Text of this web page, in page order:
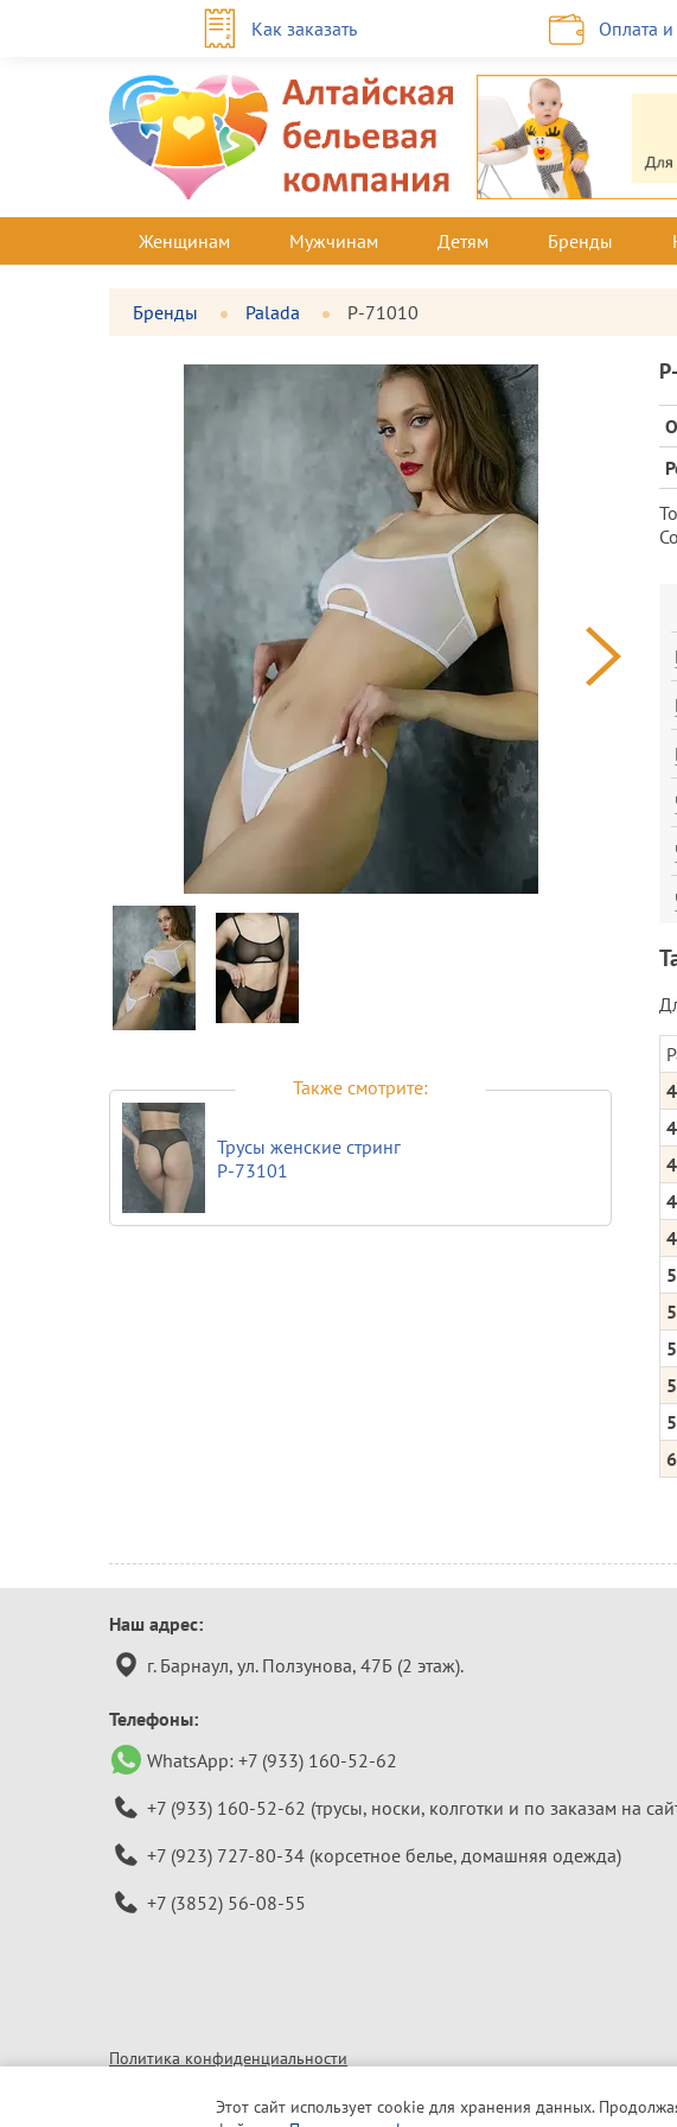
Как заказать Оплата
Женщинам Мужчинам Детям Бренды
Бренды Palada P-71010
Фотографии
товара
Большая
Также смотрите:
Трусы женские стринг
P-73101
и
Контактная
информация
Наш адрес:
г. Барнаул, ул. Ползунова, 47Б (2 этаж).
Телефоны:
WhatsApp: +7 (933) 160-52-62
+7 (933) 160-52-62 (трусы, носки, колготки и по заказам на
+7 (923) 727-80-34 (корсетное белье, домашняя одежда)
+7 (3852) 56-08-55
Политика конфиденциальности
Этот сайт использует cookie для хранения данных.